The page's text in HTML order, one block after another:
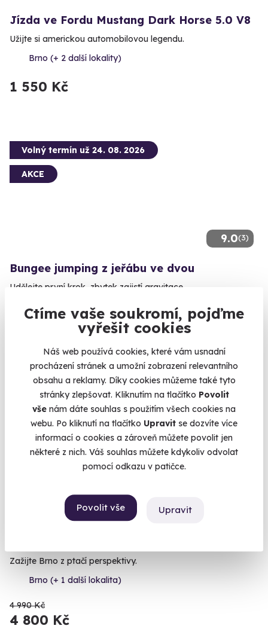
Ctíme vaše soukromí, pojďme
vyřešit cookies
Náš web používá cookies, které vám usnadní
procházení stránek a umožní zobrazení relevantního
obsahu a reklamy. Díky cookies můžeme také tyto
stránky zlepšovat. Kliknutím na tlačítko Povolit
vše nám dáte souhlas s použitím všech cookies na
webu. Po kliknutí na tlačítko Upravit se dozvíte více
informací o cookies a zároveň můžete povolit jen
některé z nich. Váš souhlas můžete kdykoliv odvolat
pomocí odkazu v patičce.
Povolit vše Upravit
Jízda ve Fordu Mustang Dark Horse 5.0 V8
Užijte si americkou automobilovou legendu.
Brno (+ 2 další lokality)
1 550 Kč
9.0(3)
Volný termín už 24. 08. 2026
AKCE
Bungee jumping z jeřábu ve dvou
Udělejte první krok, zbytek zajistí gravitace.
Brno - Líšeň (110 m)
(+ 4 další lokality)
8 190 Kč
AKCE
Zažijte Brno z ptačí perspektivy.
Brno (+ 1 další lokalita)
4 990 Kč
4 800 Kč